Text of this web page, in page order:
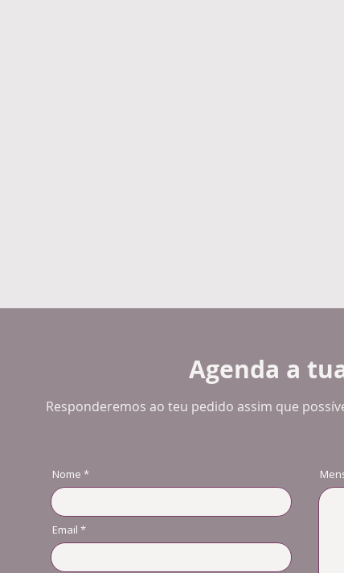
Agenda a
Responderemos ao teu pedido assim que
Nome
Email